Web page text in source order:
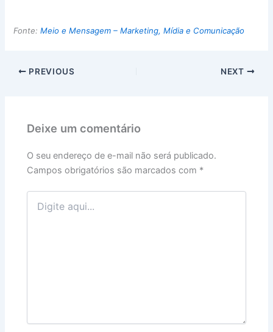
Fonte:Meio e Mensagem – Marketing, Mídia e Comunicação
PREVIOUS NEXT
Deixe um comentário
O seu endereço de e-mail não será publicado.
Campos obrigatórios são marcados com *
Digite
aqui...